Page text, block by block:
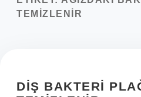
Yasal Uyarı
TEMIZLENIR
DIŞ BAKTERI